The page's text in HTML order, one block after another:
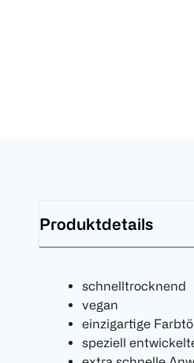
Produktdetails
schnelltrocknend
vegan
einzigartige
speziell